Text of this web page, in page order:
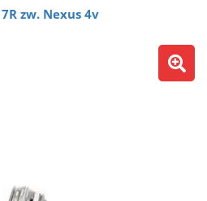
zw. Nexus 4v